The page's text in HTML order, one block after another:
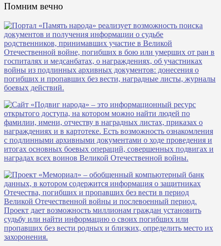
Помним вечно